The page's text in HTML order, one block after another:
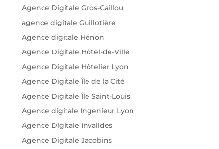
Agence Digitale Gros-Caillou
agence digitale Guillotière
Agence digitale Hénon
Agence Digitale Hôtel-de-Ville
Agence Digitale Hôtelier Lyon
Agence Digitale Île de la Cité
Agence Digitale Île Saint-Louis
Agence digitale Ingenieur Lyon
Agence Digitale Invalides
Agence Digitale Jacobins